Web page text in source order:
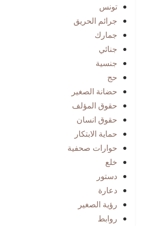
تونس
جرائم الحريق
جمارك
جنائي
جنسية
حج
حضانة الصغير
حقوق المؤلف
حقوق انسان
حماية الابتكار
حوارات صحفية
خلع
دستور
دعارة
رؤية الصغير
روابط